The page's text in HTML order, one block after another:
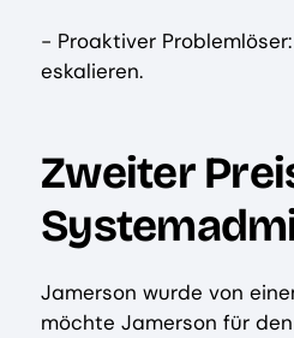
- Proaktiver
eskalieren.
Zweiter
Jamerson wurde von
möchte Jamerson für